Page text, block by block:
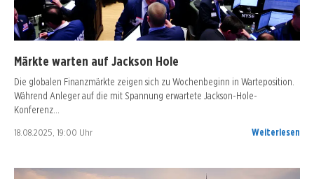
Märkte warten auf Jackson Hole
Die globalen Finanzmärkte zeigen sich zu Wochenbeginn in Warteposition.
Während Anleger auf die mit Spannung erwartete Jackson-Hole-
Konferenz…
18.08.2025, 19:00 Uhr Weiterlesen